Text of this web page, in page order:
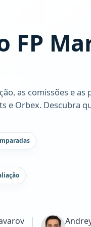
FP
as comissões e as
e Orbex. Descubra